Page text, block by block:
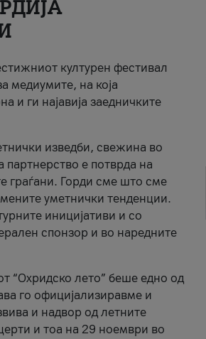
културен фестивал
медиумите, на која
и ги најавија заедничките
изведби, свежина во
партнерство е потврда на
граѓани. Горди сме што сме
уметнички тенденции.
иницијативи и со
спонзор и во наредните
“Охридско лето” беше едно од
го официјализиравме и
и надвор од летните
и тоа на 29 ноември во